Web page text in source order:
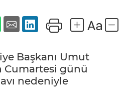
Başkanı Umut
Cumartesi günü
nedeniyle